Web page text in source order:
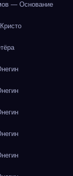
— Основание